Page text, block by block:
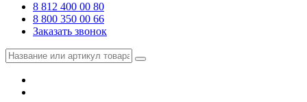
8 812 400 00 80
8 800 350 00 66
Заказать звонок